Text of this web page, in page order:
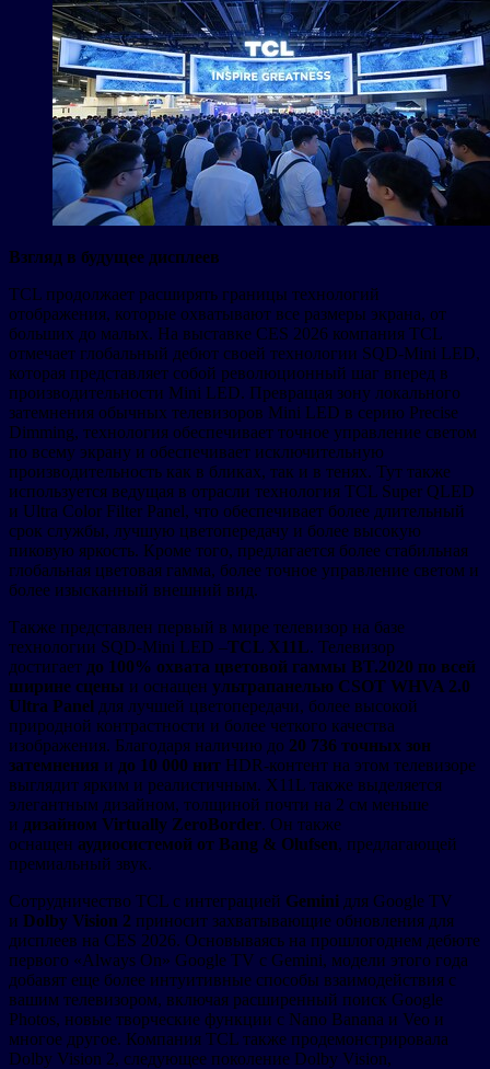
Взгляд в будущее дисплеев
TCL продолжает расширять границы технологий
отображения, которые охватывают все размеры экрана, от
больших до малых. На выставке CES 2026 компания TCL
отмечает глобальный дебют своей технологии SQD-Mini LED,
которая представляет собой революционный шаг вперед в
производительности Mini LED. Превращая зону локального
затемнения обычных телевизоров Mini LED в серию Precise
Dimming, технология обеспечивает точное управление светом
по всему экрану и обеспечивает исключительную
производительность как в бликах, так и в тенях. Тут также
используется ведущая в отрасли технология TCL Super QLED
и Ultra Color Filter Panel, что обеспечивает более длительный
срок службы, лучшую цветопередачу и более высокую
пиковую яркость. Кроме того, предлагается более стабильная
глобальная цветовая гамма, более точное управление светом и
более изысканный внешний вид.
Также представлен первый в мире телевизор на базе
технологии SQD-Mini LED –TCL X11L. Телевизор
достигает до 100% охвата цветовой гаммы BT.2020 по всей
ширине сцены и оснащен ультрапанелью CSOT WHVA 2.0
Ultra Panel для лучшей цветопередачи, более высокой
природной контрастности и более четкого качества
изображения. Благодаря наличию до 20 736 точных зон
затемнения и до 10 000 нит HDR-контент на этом телевизоре
выглядит ярким и реалистичным. X11L также выделяется
элегантным дизайном, толщиной почти на 2 см меньше
и дизайном Virtually ZeroBorder. Он также
оснащен аудиосистемой от Bang & Olufsen, предлагающей
премиальный звук.
Сотрудничество TCL с интеграцией Gemini для Google TV
и Dolby Vision 2 приносит захватывающие обновления для
дисплеев на CES 2026. Основываясь на прошлогоднем дебюте
первого «Always On» Google TV с Gemini, модели этого года
добавят еще более интуитивные способы взаимодействия с
вашим телевизором, включая расширенный поиск Google
Photos, новые творческие функции с Nano Banana и Veo и
многое другое. Компания TCL также продемонстрировала
Dolby Vision 2, следующее поколение Dolby Vision,